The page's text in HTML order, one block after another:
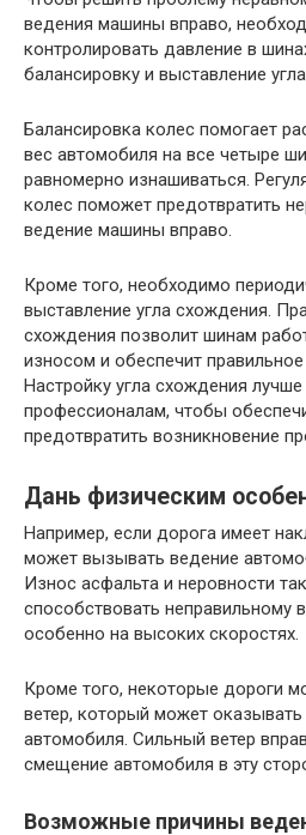
ведения машины вправо,
контролировать давление в
балансировку и выставление
Балансировка колес помогает
вес автомобиля на все четыре
равномерно изнашиваться.
колес поможет предотвратить
ведение машины вправо.
Кроме того, необходимо
выставление угла схождения.
схождения позволит шинам
износом и обеспечит
Настройку угла схождения
профессионалам, чтобы
предотвратить возникновение
Дань физическим
Например, если дорога имеет
может вызывать ведение
Износ асфальта и неровности
способствовать неправильному
особенно на высоких скоростях.
Кроме того, некоторые дороги
ветер, который может
автомобиля. Сильный ветер
смещение автомобиля в эту
Возможные причины